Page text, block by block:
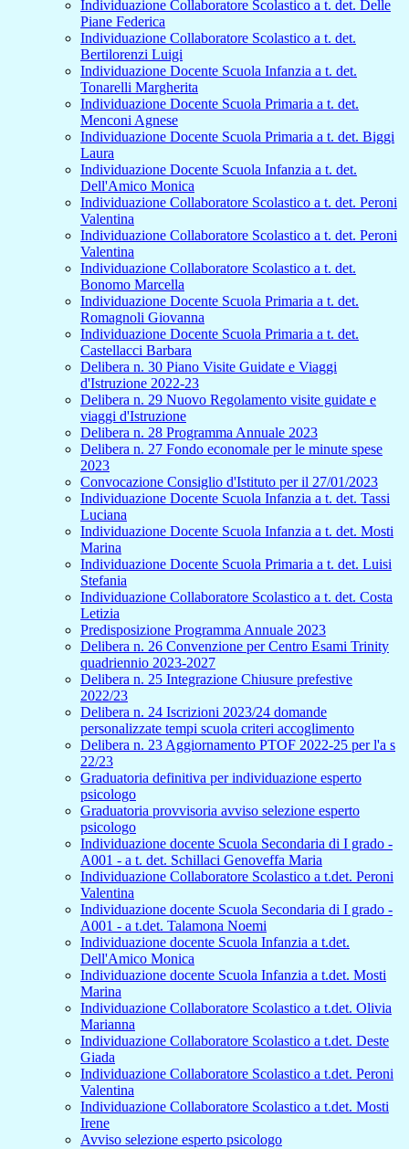
Individuazione Collaboratore Scolastico a t. det. Delle
Piane Federica
Individuazione Collaboratore Scolastico a t. det.
Bertilorenzi Luigi
Individuazione Docente Scuola Infanzia a t. det.
Tonarelli Margherita
Individuazione Docente Scuola Primaria a t. det.
Menconi Agnese
Individuazione Docente Scuola Primaria a t. det. Biggi
Laura
Individuazione Docente Scuola Infanzia a t. det.
Dell'Amico Monica
Individuazione Collaboratore Scolastico a t. det. Peroni
Valentina
Individuazione Collaboratore Scolastico a t. det. Peroni
Valentina
Individuazione Collaboratore Scolastico a t. det.
Bonomo Marcella
Individuazione Docente Scuola Primaria a t. det.
Romagnoli Giovanna
Individuazione Docente Scuola Primaria a t. det.
Castellacci Barbara
Delibera n. 30 Piano Visite Guidate e Viaggi
d'Istruzione 2022-23
Delibera n. 29 Nuovo Regolamento visite guidate e
viaggi d'Istruzione
Delibera n. 28 Programma Annuale 2023
Delibera n. 27 Fondo economale per le minute spese
2023
Convocazione Consiglio d'Istituto per il 27/01/2023
Individuazione Docente Scuola Infanzia a t. det. Tassi
Luciana
Individuazione Docente Scuola Infanzia a t. det. Mosti
Marina
Individuazione Docente Scuola Primaria a t. det. Luisi
Stefania
Individuazione Collaboratore Scolastico a t. det. Costa
Letizia
Predisposizione Programma Annuale 2023
Delibera n. 26 Convenzione per Centro Esami Trinity
quadriennio 2023-2027
Delibera n. 25 Integrazione Chiusure prefestive
2022/23
Delibera n. 24 Iscrizioni 2023/24 domande
personalizzate tempi scuola criteri accoglimento
Delibera n. 23 Aggiornamento PTOF 2022-25 per l'a s
22/23
Graduatoria definitiva per individuazione esperto
psicologo
Graduatoria provvisoria avviso selezione esperto
psicologo
Individuazione docente Scuola Secondaria di I grado -
A001 - a t. det. Schillaci Genoveffa Maria
Individuazione Collaboratore Scolastico a t.det. Peroni
Valentina
Individuazione docente Scuola Secondaria di I grado -
A001 - a t.det. Talamona Noemi
Individuazione docente Scuola Infanzia a t.det.
Dell'Amico Monica
Individuazione docente Scuola Infanzia a t.det. Mosti
Marina
Individuazione Collaboratore Scolastico a t.det. Olivia
Marianna
Individuazione Collaboratore Scolastico a t.det. Deste
Giada
Individuazione Collaboratore Scolastico a t.det. Peroni
Valentina
Individuazione Collaboratore Scolastico a t.det. Mosti
Irene
Avviso selezione esperto psicologo